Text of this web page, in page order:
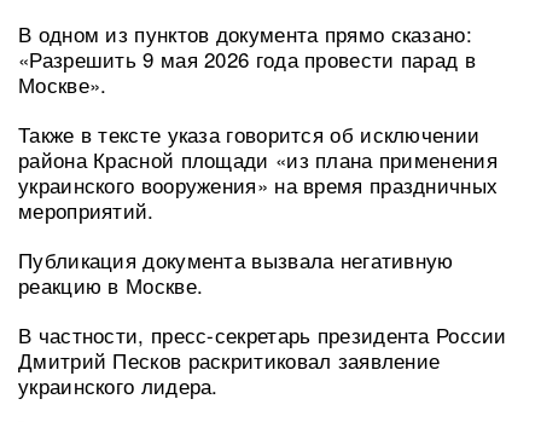
В одном из пунктов документа прямо сказано:
«Разрешить 9 мая 2026 года провести парад в
Москве».
Также в тексте указа говорится об исключении
района Красной площади «из плана применения
украинского вооружения» на время праздничных
мероприятий.
Публикация документа вызвала негативную
реакцию в Москве.
В частности, пресс-секретарь президента России
Дмитрий Песков раскритиковал заявление
украинского лидера.